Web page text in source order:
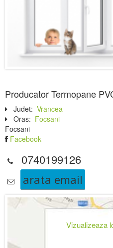
Producator Termopane
Judet: Vrancea
Oras: Focsani
Focsani
Facebook
0740199126
arata email
Vizualizeaza